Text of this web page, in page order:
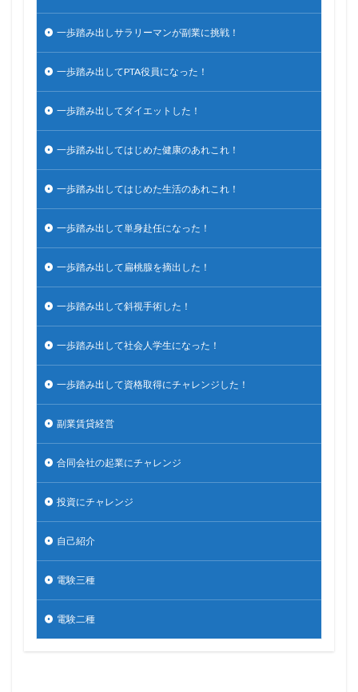
一歩踏み出しサラリーマンが副業に挑戦！
一歩踏み出してPTA役員になった！
一歩踏み出してダイエットした！
一歩踏み出してはじめた健康のあれこれ！
一歩踏み出してはじめた生活のあれこれ！
一歩踏み出して単身赴任になった！
一歩踏み出して扁桃腺を摘出した！
一歩踏み出して斜視手術した！
一歩踏み出して社会人学生になった！
一歩踏み出して資格取得にチャレンジした！
副業賃貸経営
合同会社の起業にチャレンジ
投資にチャレンジ
自己紹介
電験三種
電験二種